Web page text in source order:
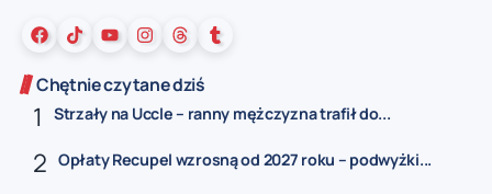
Chętnie czytane dziś
Strzały na Uccle – ranny mężczyzna trafił do...
Opłaty Recupel wzrosną od 2027 roku – podwyżki...